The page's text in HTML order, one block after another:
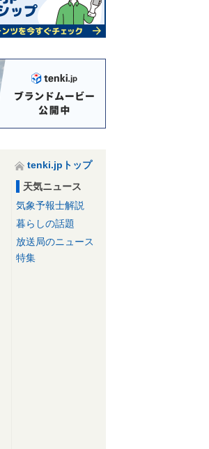
tenki.jpトップ
天気ニュース
気象予報士解説
暮らしの話題
放送局のニュース
特集